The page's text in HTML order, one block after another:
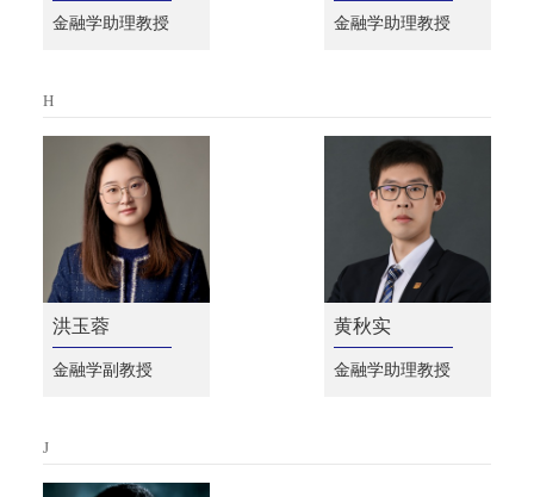
金融学助理教授 金融学助理教授
H
洪玉蓉
金融学副教授
黄秋实
金融学助理教授
J